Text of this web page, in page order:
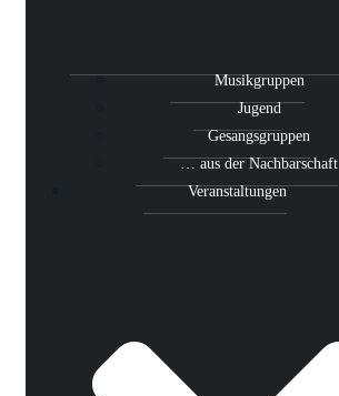
Musikgruppen
Jugend
Gesangsgruppen
… aus der Nachbarschaft
Veranstaltungen